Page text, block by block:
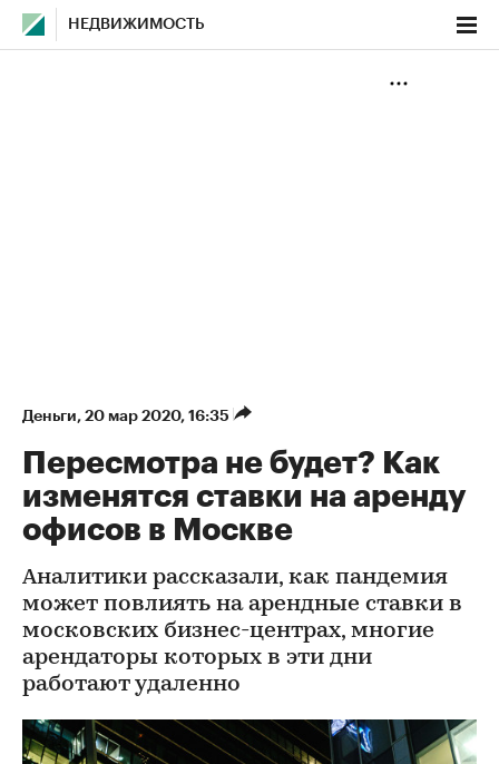
НЕДВИЖИМОСТЬ
Деньги⁠, 20 мар 2020, 16:35
Пересмотра не будет? Как
изменятся ставки на аренду
офисов в Москве
Аналитики рассказали, как пандемия
может повлиять на арендные ставки в
московских бизнес-центрах, многие
арендаторы которых в эти дни
работают удаленно